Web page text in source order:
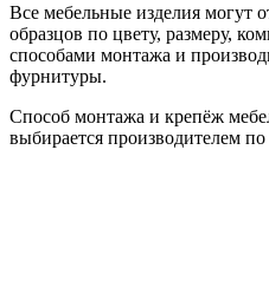
Все мебельные изделия могут
образцов по цвету, размеру,
способами монтажа и
фурнитуры.
Способ монтажа и крепёж
выбирается производителем